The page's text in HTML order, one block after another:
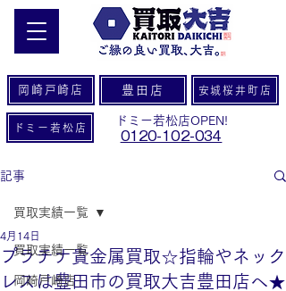
岡崎戸崎店 豊田店 安城桜井町店
ドミー若松店
ドミー若松店OPEN!
0120-102-034
記事
買取実績一覧
岡崎戸崎店
買取実績一覧
プラチナ貴金属買取☆指輪やネック
レスは豊田市の買取大吉豊田店へ★
4月14日